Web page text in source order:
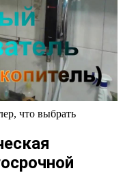
что выбрать